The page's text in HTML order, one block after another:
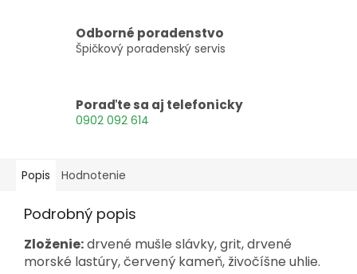
Odborné poradenstvo
Špičkový poradenský servis
Poraďte sa aj telefonicky
0902 092 614
Popis Hodnotenie
Podrobný popis
Zloženie:drvené mušle slávky, grit, drvené
morské lastúry, červený kameň, živočíšne uhlie.